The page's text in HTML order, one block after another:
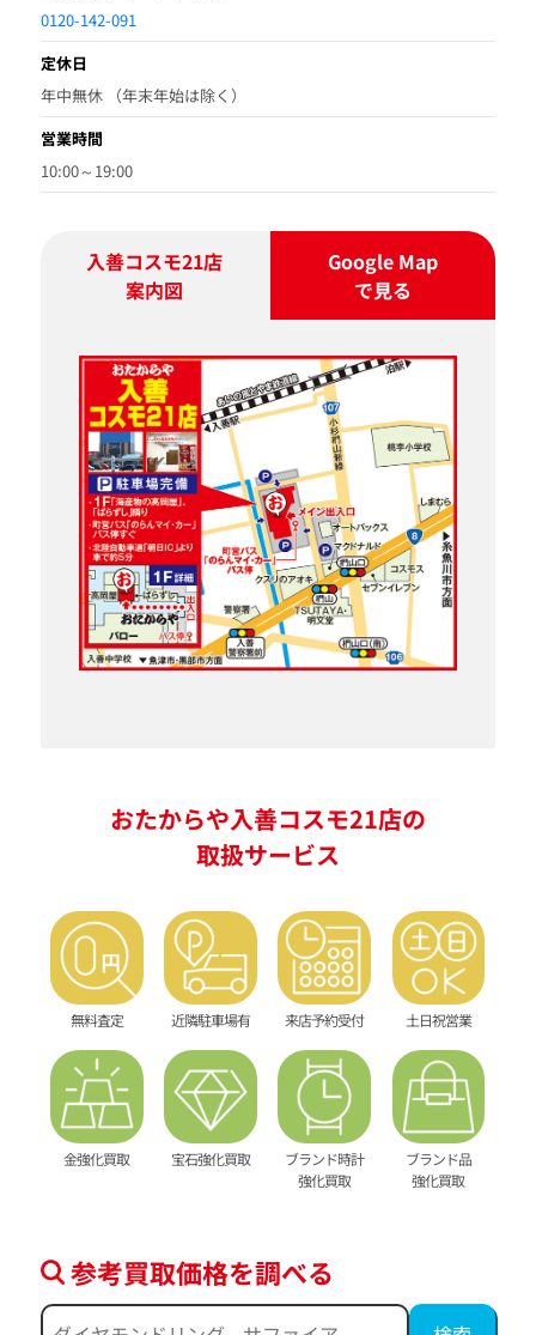
0120-142-091
定休日
年中無休 （年末年始は除く）
営業時間
10:00～19:00
入善コスモ21店
案内図
Google Map
で見る
おたからや入善コスモ21店の
取扱サービス
無料査定 近隣駐車場有 来店予約受付 土日祝営業
金強化買取 宝石強化買取
ブランド時計
強化買取
ブランド品
強化買取
参考買取価格を調べる